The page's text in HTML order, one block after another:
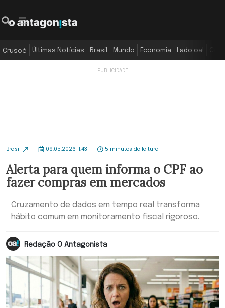
Crusoé Últimas Notícias Brasil Mundo Economia Lado oa!
Brasil 09.05.2026 11:43 5 minutos de leitura
Alerta para quem informa o CPF ao
fazer compras em mercados
Cruzamento de dados em tempo real transforma
hábito comum em monitoramento fiscal rigoroso.
Redação O Antagonista